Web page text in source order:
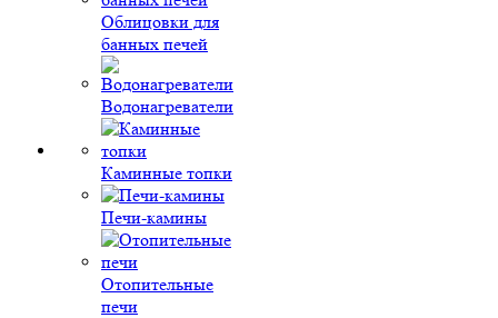
Облицовки для
банных печей
Водонагреватели
Каминные топки
Печи-камины
Отопительные
печи